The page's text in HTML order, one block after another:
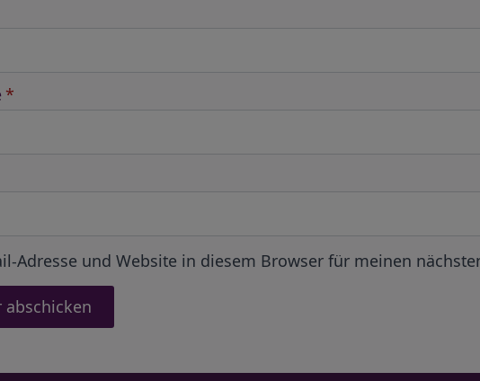
*
Adresse und Website in diesem Browser für meinen